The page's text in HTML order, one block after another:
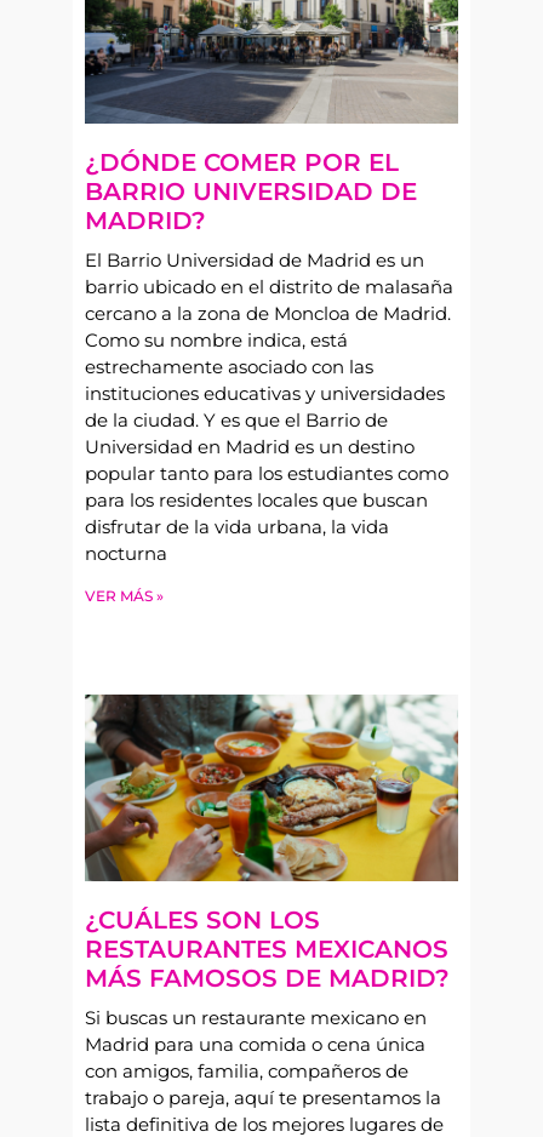
¿DÓNDE COMER POR EL
BARRIO UNIVERSIDAD DE
MADRID?
El Barrio Universidad de Madrid es un
barrio ubicado en el distrito de malasaña
cercano a la zona de Moncloa de Madrid.
Como su nombre indica, está
estrechamente asociado con las
instituciones educativas y universidades
de la ciudad. Y es que el Barrio de
Universidad en Madrid es un destino
popular tanto para los estudiantes como
para los residentes locales que buscan
disfrutar de la vida urbana, la vida
nocturna
VER MÁS »
¿CUÁLES SON LOS
RESTAURANTES MEXICANOS
MÁS FAMOSOS DE MADRID?
Si buscas un restaurante mexicano en
Madrid para una comida o cena única
con amigos, familia, compañeros de
trabajo o pareja, aquí te presentamos la
lista definitiva de los mejores lugares de